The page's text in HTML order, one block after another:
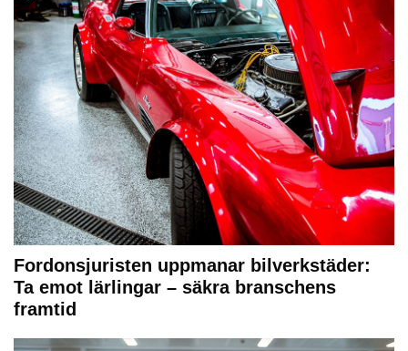
Fordonsjuristen uppmanar bilverkstäder:
Ta emot lärlingar – säkra branschens
framtid